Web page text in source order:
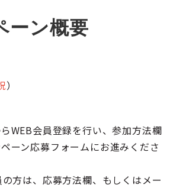
ーン概要
）
WEB会員登録を行い、参加方法欄
ーン応募フォームにお進みくださ
方は、応募方法欄、もしくはメー